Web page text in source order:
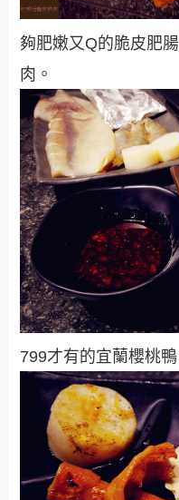
夠肥嫩又Q的脆皮肥
肉。
799才有的宜蘭櫻桃